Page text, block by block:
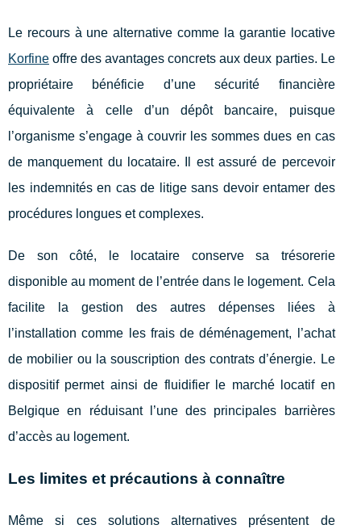
Le recours à une alternative comme la garantie locative
Korfine offre des avantages concrets aux deux parties. Le
propriétaire bénéficie d’une sécurité financière
équivalente à celle d’un dépôt bancaire, puisque
l’organisme s’engage à couvrir les sommes dues en cas
de manquement du locataire. Il est assuré de percevoir
les indemnités en cas de litige sans devoir entamer des
procédures longues et complexes.
De son côté, le locataire conserve sa trésorerie
disponible au moment de l’entrée dans le logement. Cela
facilite la gestion des autres dépenses liées à
l’installation comme les frais de déménagement, l’achat
de mobilier ou la souscription des contrats d’énergie. Le
dispositif permet ainsi de fluidifier le marché locatif en
Belgique en réduisant l’une des principales barrières
d’accès au logement.
Les limites et précautions à connaître
Même si ces solutions alternatives présentent de